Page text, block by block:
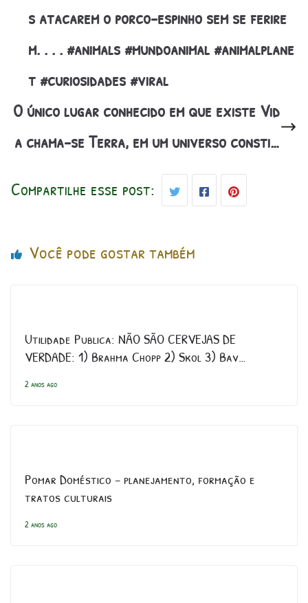
s atacarem o porco-espinho sem se ferire
m. . . . #animals #mundoanimal #animalplane
t #curiosidades #viral
O único lugar conhecido em que existe Vid
a chama-se Terra, em um universo consti…
Compartilhe esse post:
Você pode gostar também
Utilidade Publica: NÃO SÃO CERVEJAS DE
VERDADE: 1) Brahma Chopp 2) Skol 3) Bav…
2 anos ago
Pomar Doméstico – planejamento, formação e
tratos culturais
2 anos ago